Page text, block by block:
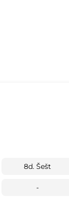
8d. Šešt
-